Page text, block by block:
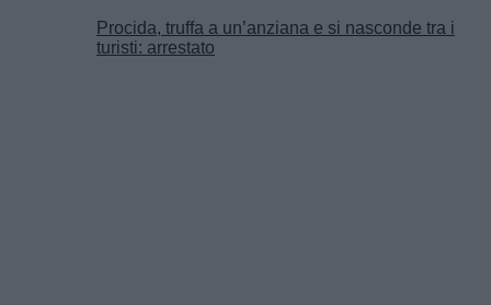
Procida, truffa a un’anziana e si nasconde tra i
turisti: arrestato